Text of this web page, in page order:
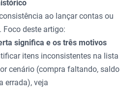
ao lançar contas ou
Foco deste artigo:
significa e os três motivos
itens inconsistentes na lista
cenário (compra faltando, saldo
errada), veja